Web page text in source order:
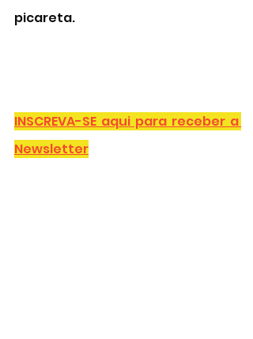
picareta.
INSCREVA-SE aqui para receber a
Newsletter